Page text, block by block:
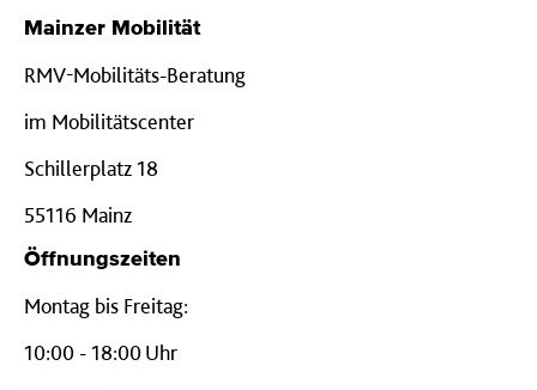
Mainzer Mobilität
RMV-Mobilitäts-Beratung
im Mobilitätscenter
Schillerplatz 18
55116 Mainz
Öffnungszeiten
Montag bis Freitag:
10:00 - 18:00 Uhr